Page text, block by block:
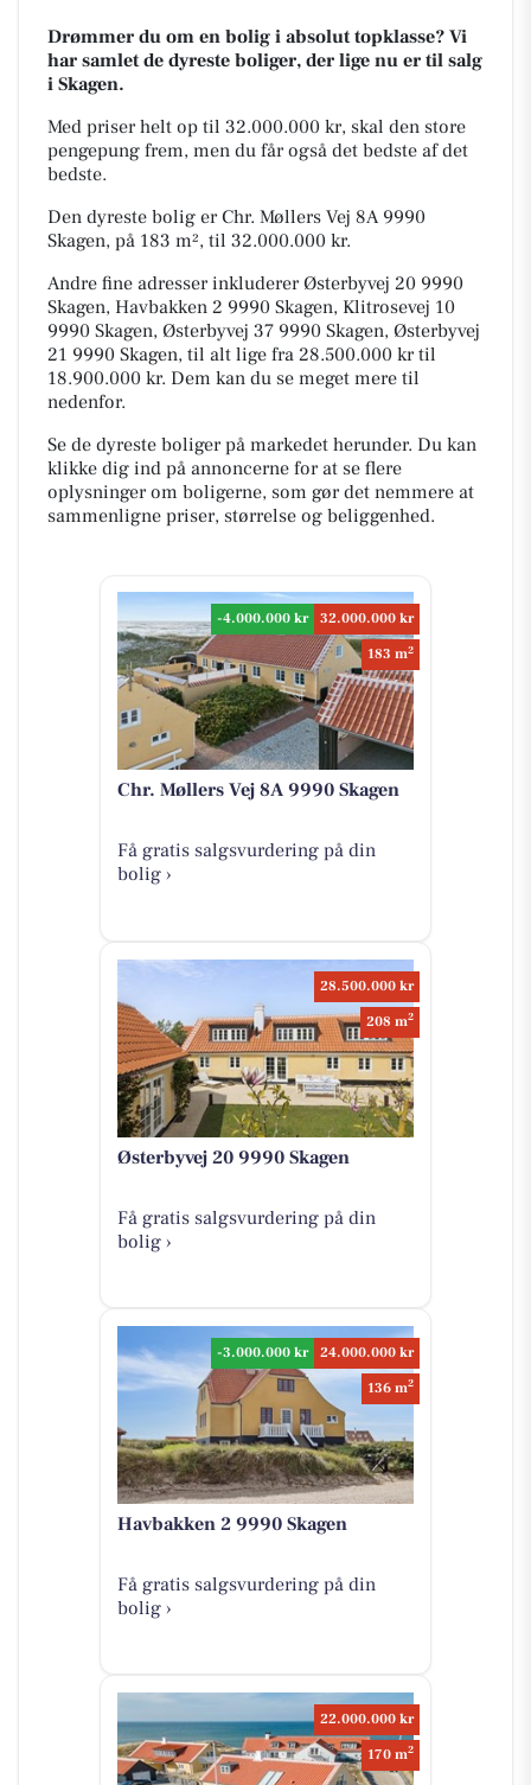
Drømmer du om en bolig i absolut topklasse? Vi
har samlet de dyreste boliger, der lige nu er til salg
i Skagen.
Med priser helt op til 32.000.000 kr, skal den store
pengepung frem, men du får også det bedste af det
bedste.
Den dyreste bolig er Chr. Møllers Vej 8A 9990
Skagen, på 183 m², til 32.000.000 kr.
Andre fine adresser inkluderer Østerbyvej 20 9990
Skagen, Havbakken 2 9990 Skagen, Klitrosevej 10
9990 Skagen, Østerbyvej 37 9990 Skagen, Østerbyvej
21 9990 Skagen, til alt lige fra 28.500.000 kr til
18.900.000 kr. Dem kan du se meget mere til
nedenfor.
Se de dyreste boliger på markedet herunder. Du kan
klikke dig ind på annoncerne for at se flere
oplysninger om boligerne, som gør det nemmere at
sammenligne priser, størrelse og beliggenhed.
-4.000.000 kr
32.000.000 kr
183 m2
Chr. Møllers Vej 8A 9990 Skagen
Få gratis salgsvurdering på din
bolig ›
28.500.000 kr
208 m2
Østerbyvej 20 9990 Skagen
Få gratis salgsvurdering på din
bolig ›
-3.000.000 kr
24.000.000 kr
136 m2
Havbakken 2 9990 Skagen
Få gratis salgsvurdering på din
bolig ›
22.000.000 kr
170 m2